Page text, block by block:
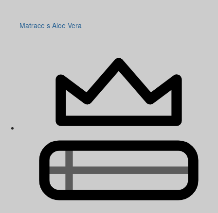
Matrace s Aloe Vera